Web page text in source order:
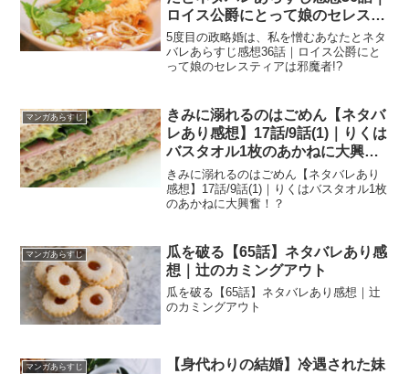
ロイス公爵にとって娘のセレステ
ィアは邪魔者!?
5度目の政略婚は、私を憎むあなたとネタ
バレあらすじ感想36話｜ロイス公爵にと
って娘のセレスティアは邪魔者!?
マンガあらすじ
きみに溺れるのはごめん【ネタバ
レあり感想】17話/9話(1)｜りくは
バスタオル1枚のあかねに大興
奮！？
きみに溺れるのはごめん【ネタバレあり
感想】17話/9話(1)｜りくはバスタオル1枚
のあかねに大興奮！？
マンガあらすじ
瓜を破る【65話】ネタバレあり感
想｜辻のカミングアウト
瓜を破る【65話】ネタバレあり感想｜辻
のカミングアウト
マンガあらすじ
【身代わりの結婚】冷遇された妹